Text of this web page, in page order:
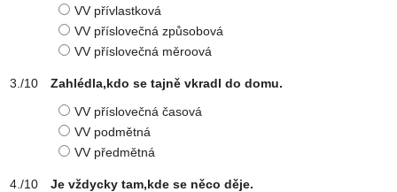
VV přívlastková
VV příslovečná způsobová
VV příslovečná měroová
Zahlédla,kdo se tajně vkradl do domu.
VV příslovečná časová
VV podmětná
VV předmětná
Je vždycky tam,kde se něco děje.